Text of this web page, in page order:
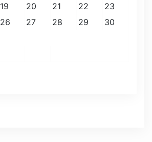
19 20 21 22
23
26 27 28 29
30